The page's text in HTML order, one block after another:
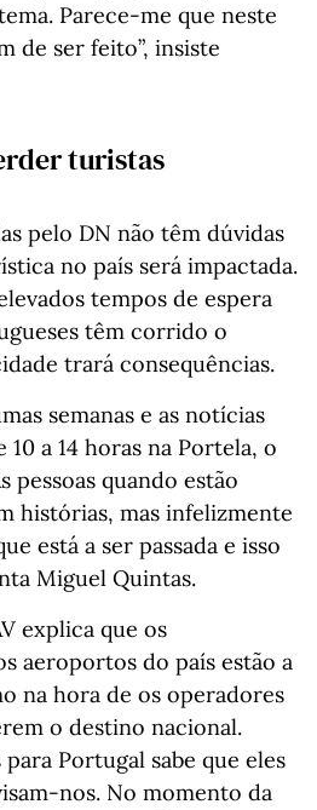
Parece-me que neste
de ser feito”, insiste
turistas
pelo DN não têm dúvidas
no país será impactada.
tempos de espera
têm corrido o
trará consequências.
semanas e as notícias
a 14 horas na Portela, o
pessoas quando estão
histórias, mas infelizmente
está a ser passada e isso
Miguel Quintas.
explica que os
aeroportos do país estão a
na hora de os operadores
o destino nacional.
Portugal sabe que eles
nos. No momento da